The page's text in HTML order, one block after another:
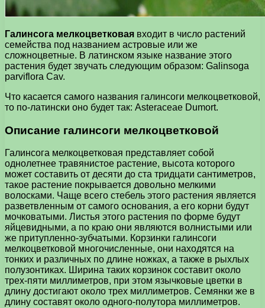
Галинсога мелкоцветковая входит в число растений
семейства под названием астровые или же
сложноцветные. В латинском языке название этого
растения будет звучать следующим образом: Galinsoga
parviflora Cav.
Что касается самого названия галинсоги мелкоцветковой,
то по-латински оно будет так: Asteraceae Dumort.
Описание галинсоги мелкоцветковой
Галинсога мелкоцветковая представляет собой
однолетнее травянистое растение, высота которого
может составить от десяти до ста тридцати сантиметров,
такое растение покрывается довольно мелкими
волосками. Чаще всего стебель этого растения является
разветвленным от самого основания, а его корни будут
мочковатыми. Листья этого растения по форме будут
яйцевидными, а по краю они являются волнистыми или
же притупленно-зубчатыми. Корзинки галинсоги
мелкоцветковой многочисленные, они находятся на
тонких и различных по длине ножках, а также в рыхлых
полузонтиках. Ширина таких корзинок составит около
трех-пяти миллиметров, при этом язычковые цветки в
длину достигают около трех миллиметров. Семянки же в
длину составят около одного-полутора миллиметров.